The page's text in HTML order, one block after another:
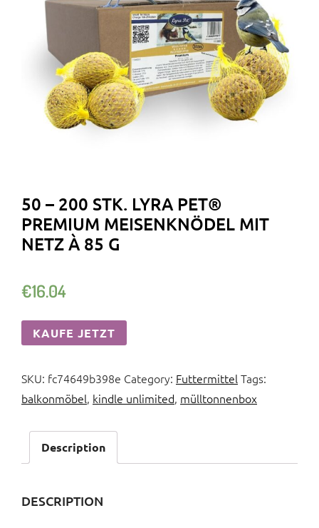
50 – 200 STK. LYRA PET®
PREMIUM MEISENKNÖDEL MIT
NETZ À 85 G
€16.04
KAUFE JETZT
SKU: fc74649b398e Category: FuttermittelTags:
balkonmöbel, kindle unlimited, mülltonnenbox
Description
DESCRIPTION